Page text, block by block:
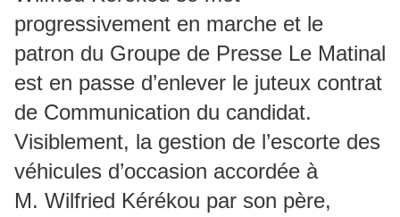
progressivement en marche et le
patron du Groupe de Presse Le Matinal
est en passe d’enlever le juteux contrat
de Communication du candidat.
Visiblement, la gestion de l’escorte des
véhicules d’occasion accordée à
M. Wilfried Kérékou par son père,